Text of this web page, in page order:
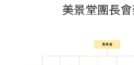
美景堂團長